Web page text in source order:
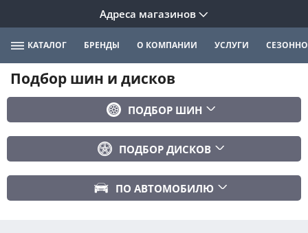
Адреса магазинов
КАТАЛОГ БРЕНДЫ О КОМПАНИИ УСЛУГИ
Подбор шин и дисков
ПОДБОР ШИН
ПОДБОР ДИСКОВ
ПО АВТОМОБИЛЮ